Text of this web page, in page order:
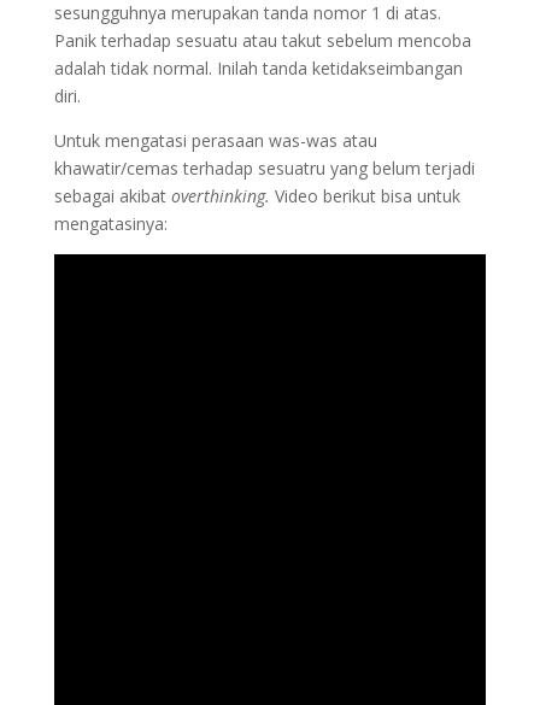
sesungguhnya merupakan tanda nomor 1 di atas.
Panik terhadap sesuatu atau takut sebelum mencoba
adalah tidak normal. Inilah tanda ketidakseimbangan
diri.
Untuk mengatasi perasaan was-was atau
khawatir/cemas terhadap sesuatru yang belum terjadi
sebagai akibat overthinking. Video berikut bisa untuk
mengatasinya: